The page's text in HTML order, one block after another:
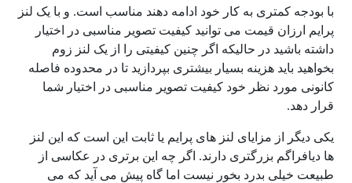
با بودجه کمتری به کار خود ادامه دهند مناسب است. و با یک لنز
پرایم ارزان قیمت می توانید کیفیت تصویر مناسبی در اختیار
داشته باشید در حالیکه اگر چنین کیفیتی را از یک لنز زوم
بخواهید باید هزینه بسیار بیشتری بپردازید تا در محدوده فاصله
کانونی مورد نظر خود کیفیت تصویر مناسبی در اختیار شما
قرار دهد.
یکی دیگر از مزایای لنز های پرایم یا ثابت این است که این لنز
ها دیافراگم بزرگتری دارند. اگر چه این برتری در عکاسی از
طبیعت خیلی بدرد بخور نیست اما گاه پیش می آید که می